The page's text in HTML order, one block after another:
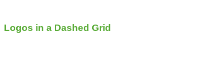
Logos in a Dashed Grid